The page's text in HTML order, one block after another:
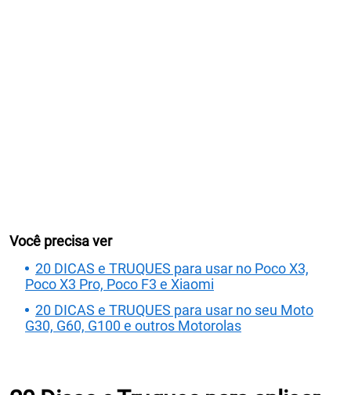
Você precisa ver
20 DICAS e TRUQUES para usar no Poco X3,
Poco X3 Pro, Poco F3 e Xiaomi
20 DICAS e TRUQUES para usar no seu Moto
G30, G60, G100 e outros Motorolas